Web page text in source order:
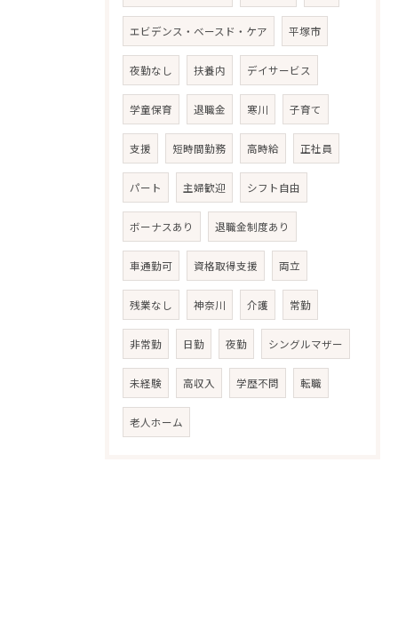
エビデンス・ベースド・ケア 平塚市
夜勤なし 扶養内 デイサービス
学童保育 退職金 寒川 子育て
支援 短時間勤務 高時給 正社員
パート 主婦歓迎 シフト自由
ボーナスあり 退職金制度あり
車通勤可 資格取得支援 両立
残業なし 神奈川 介護 常勤
非常勤 日勤 夜勤 シングルマザー
未経験 高収入 学歴不問 転職
老人ホーム